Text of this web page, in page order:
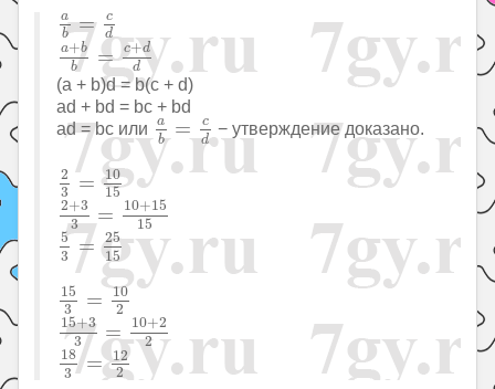
a
b
=
c
d
a d
a+b
b
= c+d
d
a+ b b=c+d d
(a + b)d = b(c + d)
ad + bd = bc + bd
ad = bc или
a
b
=
c
d
a b=c d − утверждение доказано.
2
3
=
10
15
2 3= 1015
2+3
3
= 10+15
15
2+3 =10+15
5
3
=
25
15
53=2515
15
3
=
10
2
15 =102
15+3
3
= 10+2
2
15 +3 3= 10 +
18
3
= 12
2
183 =122